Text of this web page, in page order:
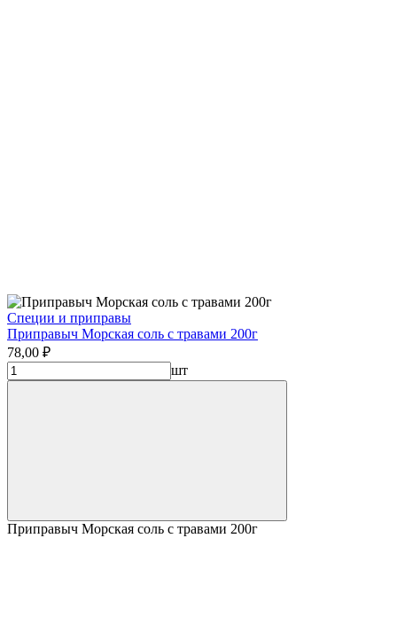
Специи и приправы
Приправыч Морская соль с травами 200г
78,00 ₽
шт
Приправыч Морская соль с травами 200г